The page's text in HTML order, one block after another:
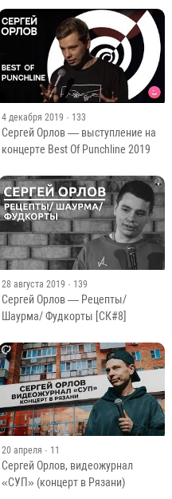
24 октября 2019 · 155
Сергей Орлов — Про сантехника
и чудо-резку
4 декабря 2019 · 133
Сергей Орлов — выступление на
концерте Best Of Punchline 2019
Сергей Орлов — Рецепты/
Шаурма/ Фудкорты [СК#8]